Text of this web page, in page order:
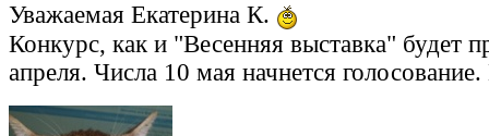
Уважаемая Екатерина К.
Конкурс, как и "Весенняя выставка" будет
апреля. Числа 10 мая начнется